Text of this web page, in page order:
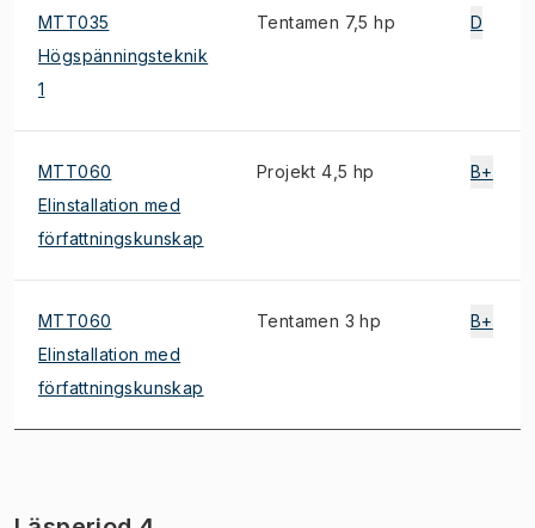
MTT035
Högspänningsteknik
1
Tentamen 7,5 hp D
MTT060
Elinstallation med
författningskunskap
Projekt 4,5 hp B+
MTT060
Elinstallation med
författningskunskap
Tentamen 3 hp B+